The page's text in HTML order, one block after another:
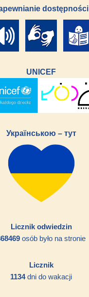
dostępności
UNICEF
Українською – тут
Licznik odwiedzin
osób było na stronie
Licznik
1134dni do wakacji